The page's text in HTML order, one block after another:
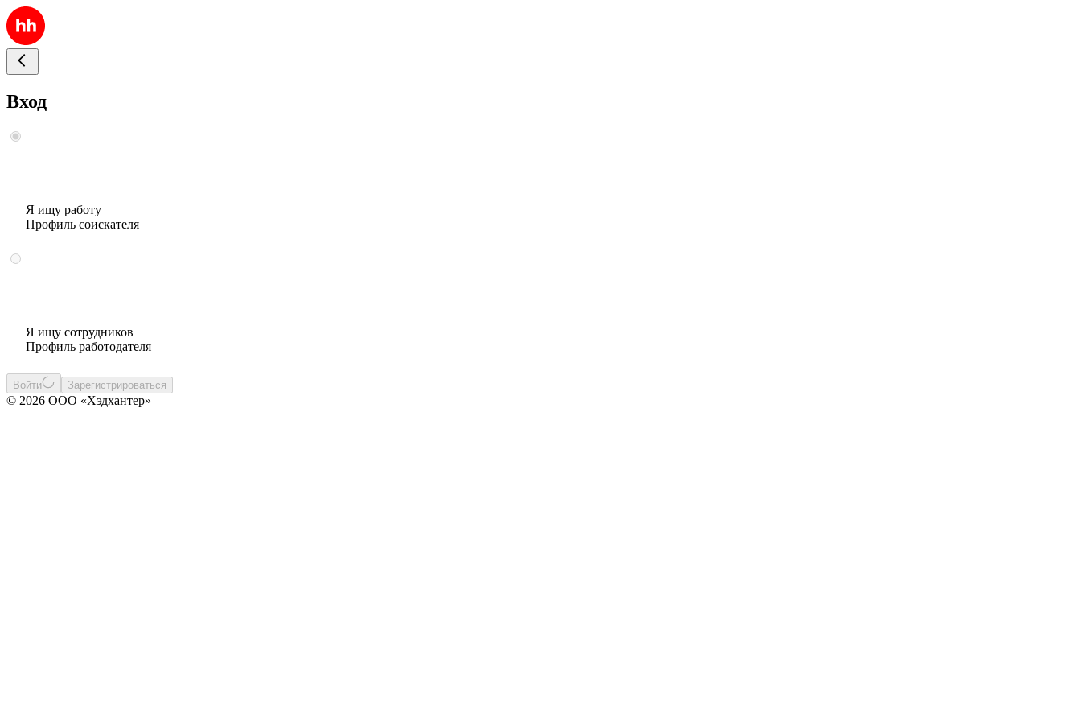
Вход
Я ищу работу
Профиль соискателя
Я ищу сотрудников
Профиль работодателя
Войти Зарегистрироваться
© 2026 ООО «Хэдхантер»